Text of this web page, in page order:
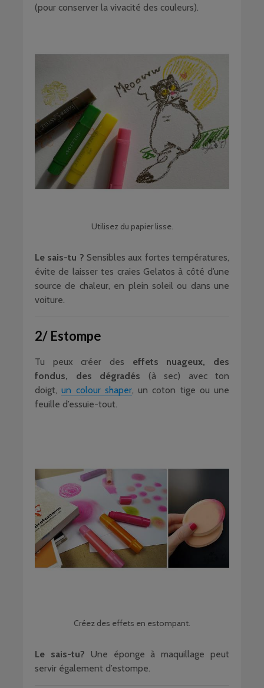
(pour conserver la vivacité des couleurs).
Utilisez du papier lisse.
Le sais-tu ? Sensibles aux fortes températures,
évite de laisser tes craies Gelatos à côté d’une
source de chaleur, en plein soleil ou dans une
voiture.
2/ Estompe
Tu peux créer des effets nuageux, des
fondus, des dégradés (à sec) avec ton
doigt,un colour shaper, un coton tige ou une
feuille d’essuie-tout.
Créez des effets en estompant.
Le sais-tu? Une éponge à maquillage peut
servir également d’estompe.